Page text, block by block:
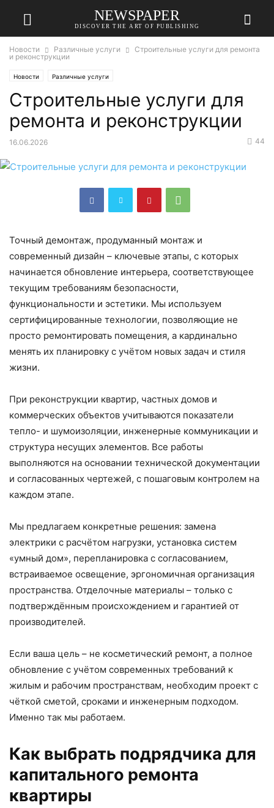
NEWSPAPER
DISCOVER THE ART OF PUBLISHING
Новости Различные услуги
Строительные услуги для ремонта
и реконструкции
Новости Различные услуги
Строительные услуги для
ремонта и реконструкции
16.06.2026 44
Точный демонтаж, продуманный монтаж и
современный дизайн – ключевые этапы, с которых
начинается обновление интерьера, соответствующее
текущим требованиям безопасности,
функциональности и эстетики. Мы используем
сертифицированные технологии, позволяющие не
просто ремонтировать помещения, а кардинально
менять их планировку с учётом новых задач и стиля
жизни.
При реконструкции квартир, частных домов и
коммерческих объектов учитываются показатели
тепло- и шумоизоляции, инженерные коммуникации и
структура несущих элементов. Все работы
выполняются на основании технической документации
и согласованных чертежей, с пошаговым контролем на
каждом этапе.
Мы предлагаем конкретные решения: замена
электрики с расчётом нагрузки, установка систем
«умный дом», перепланировка с согласованием,
встраиваемое освещение, эргономичная организация
пространства. Отделочные материалы – только с
подтверждённым происхождением и гарантией от
производителей.
Если ваша цель – не косметический ремонт, а полное
обновление с учётом современных требований к
жилым и рабочим пространствам, необходим проект с
чёткой сметой, сроками и инженерным подходом.
Именно так мы работаем.
Как выбрать подрядчика для
капитального ремонта
квартиры